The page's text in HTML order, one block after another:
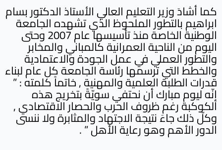
كما أشادَ وزير التعليم العالي الأستاذ الدكتور بسام
ابراهيم بالتطور الملحوظ الذي تشهده الجامعة
الوطنية الخاصة منذ تأسيسها عام 2007 وحتى
اليوم من الناحية العمرانية كالمباني والمخابر
والتطور العملي في عمل الجودة والاعتمادية
والخطط التي ترسمها رئاسة الجامعة كل عام لبناء
قدرات الطلبة العلمية والمهنية , خاتماً كلمته : ”
إنّه ليوم مبارك أن نحتفي سويّةً بتخريج هذه
الكوكبة رغم ظروف الحرب والحصار الاقتصادي ,
وكلّ ذلك جاءَ نتيجة الاجتهاد والمثابرة ولا ننسى
الدور الأهم وهو رعاية الأهل ” .